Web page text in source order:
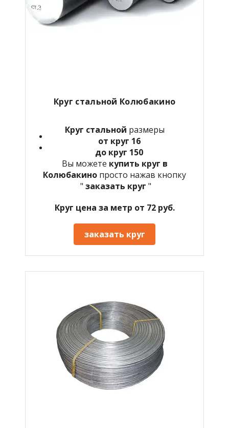
Круг стальной Колюбакино
Круг стальной размеры
от круг 16
до круг 150
Вы можете купить круг в
Колюбакино просто нажав кнопку
" заказать круг "
Круг цена за метр от 72 руб.
заказать круг